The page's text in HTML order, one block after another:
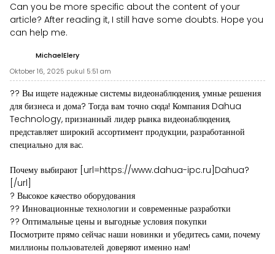
Can you be more specific about the content of your
article? After reading it, I still have some doubts. Hope you
can help me.
MichaelElery
Oktober 16, 2025 pukul 5:51 am
?? Вы ищете надежные системы видеонаблюдения, умные решения
для бизнеса и дома? Тогда вам точно сюда! Компания Dahua
Technology, признанный лидер рынка видеонаблюдения,
представляет широкий ассортимент продукции, разработанной
специально для вас.
Почему выбирают [url=https://www.dahua-ipc.ru]Dahua?
[/url]
? Высокое качество оборудования
?? Инновационные технологии и современные разработки
?? Оптимальные цены и выгодные условия покупки
Посмотрите прямо сейчас наши новинки и убедитесь сами, почему
миллионы пользователей доверяют именно нам!